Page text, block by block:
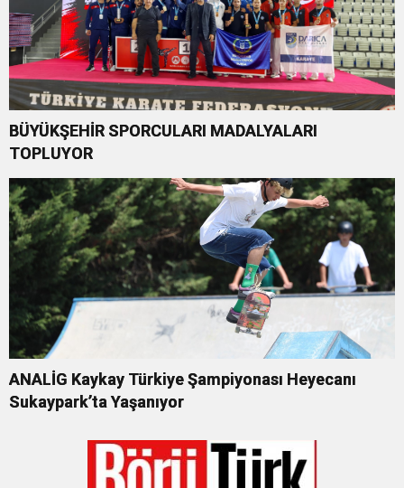
BÜYÜKŞEHİR SPORCULARI MADALYALARI
TOPLUYOR
ANALİG Kaykay Türkiye Şampiyonası Heyecanı
Sukaypark’ta Yaşanıyor